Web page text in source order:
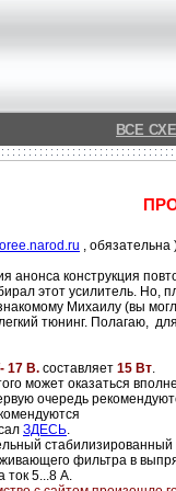
ВСЕ
, обязательна
анонса конструкция
этот усилитель. Но,
Михаилу (вы
тюнинг. Полагаю,
17 В. составляет 15 Вт.
может оказаться
очередь
ЗДЕСЬ.
стабилизированный
фильтра в
ток 5...8 А.